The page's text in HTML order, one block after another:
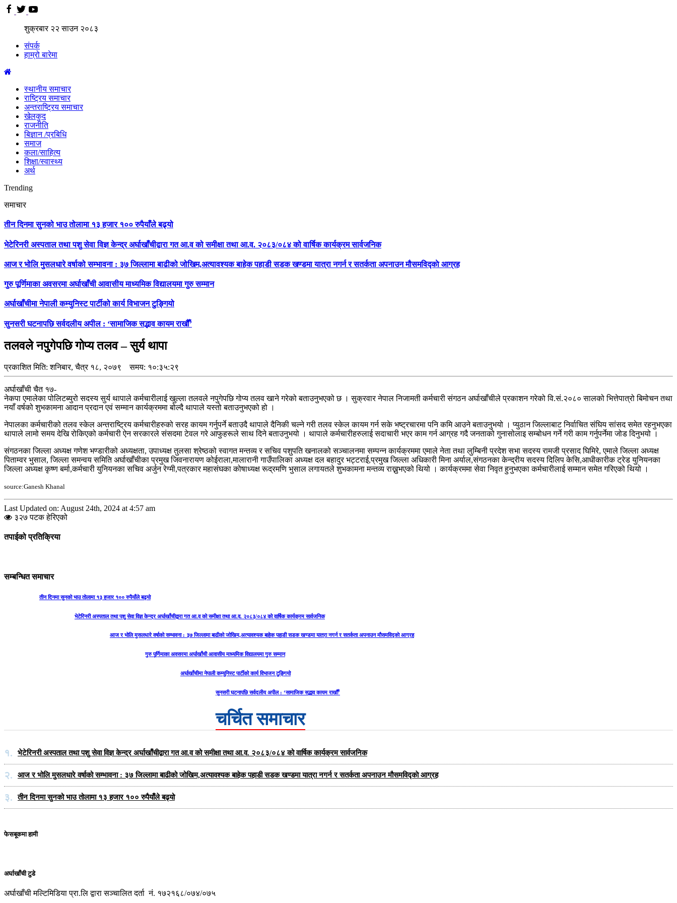
शुक्रबार २२साउन २०८३
संपर्क
हाम्रो बारेमा
स्थानीय समाचार
राष्ट्रिय समाचार
अन्तराष्ट्रिय समाचार
खेलकुद
राजनीति
बिज्ञान /प्रबिधि
समाज
कला/साहित्य
शिक्षा/स्वास्थ्य
अर्थ
Trending
समाचार
तीन दिनमा सुनको भाउ तोलामा १३ हजार १०० रुपैयाँले बढ्यो
भेटेरिनरी अस्पताल तथा पशु सेवा विज्ञ केन्द्र अर्घाखाँचीद्वारा गत आ.व को समीक्षा तथा आ.व. २०८३/०८४ को वार्षिक कार्यक्रम सार्वजनिक
आज र भोलि मुसलधारे वर्षाको सम्भावना : ३७ जिल्लामा बाढीको जोखिम,अत्यावश्यक बाहेक पहाडी सडक खण्डमा यात्रा नगर्न र सतर्कता अपनाउन मौसमविद्काे आग्रह
गुरु पूर्णिमाका अवसरमा अर्घाखाँची आवासीय माध्यमिक विद्यालयमा गुरु सम्मान
अर्घाखाँचीमा नेपाली कम्युनिस्ट पार्टीको कार्य विभाजन टुङ्गियो
सुनसरी घटनापछि सर्वदलीय अपील : ‘सामाजिक सद्भाव कायम राखौँ’
तलवले नपुगेपछि गोप्य तलव – सुर्य थापा
प्रकाशित मिति:शनिबार, चैत्र १८, २०७९ समय: १०:३५:२९
अर्घाखाँची चैत १७-
नेकपा एमालेका पोलिटब्युरो सदस्य सुर्य थापाले कर्मचारीलाई खुल्ला तलवले नपुगेपछि गोप्य तलव खाने गरेको बताउनुभएको छ । सुक्रवार नेपाल निजामती कर्मचारी संगठन अर्घाखाँचीले प्रकाशन गरेको वि.सं.२०८० सालको भित्तेपात्रो बिमोचन तथा
नयाँ वर्षको शुभकामना आदान प्रदान एवं सम्मान कार्यक्रममा बोल्दै थापाले यस्तो बताउनुभएको हो ।
नेपालका कर्मचारीको तलव स्केल अन्तराष्ट्रिय कर्मचारीहरुको सरह कायम गर्नुपर्ने बताउदै थापाले दैनिकी चल्ने गरी तलव स्केल कायम गर्न सके भष्ट्रचारमा पनि कमि आउने बताउनुभयो । प्युठान जिल्लाबाट निर्वाचित संघिय सांसद समेत रहनुभएका
थापाले लामो समय देखि रोकिएको कर्मचारी ऐन सरकारले संसदमा टेवल गरे आफुहरूले साथ दिने बताउनुभयो । थापाले कर्मचारीहरुलाई सदाचारी भएर काम गर्न आग्रह गदै जनताको गुनासोलाइ सम्बोधन गर्ने गरी काम गर्नुपर्नेमा जोड दिनुभयो ।
संगठनका जिल्ला अध्यक्ष गणेश भण्डारीको अध्यक्षता, उपाध्यक्ष तुलसा श्रेष्ठको स्वागत मन्तव्य र सचिव पशुपति खनालको सञ्चालनमा सम्पन्न कार्यक्रममा एमाले नेता तथा लुम्बिनी प्रदेश सभा सदस्य रामजी प्रसाद घिमिरे, एमाले जिल्ला अध्यक्ष
पिताम्वर भुसाल, जिल्ला समन्वय समिति अर्घाखाँचीका प्रमुख जिवनारायण कोईराला,मालारानी गाउँपालिका अध्यक्ष दल बहादुर भट्टराई,प्रमुख जिल्ला अधिकारी मिना अर्याल,संगठनका केन्द्रीय सदस्य दिलिप केसि,आधीकारीक ट्रेड युनियनका
जिल्ला अध्यक्ष कृष्ण बर्मा,कर्मचारी युनियनका सचिव अर्जुन रेग्मी,पत्रकार महासंघका कोषाध्यक्ष रूद्रमणि भुसाल लगायतले शुभकामना मन्तव्य राख्नुभएको थियो । कार्यक्रममा सेवा निवृत हुनुभएका कर्मचारीलाई सम्मान समेत गरिएको थियो ।
source:Ganesh Khanal
Last Updated on: August 24th, 2024 at 4:57 am
३२७ पटक हेरिएको
तपाईको प्रतिक्रिया
सम्बन्धित समाचार
तीन दिनमा सुनको भाउ तोलामा १३ हजार १०० रुपैयाँले बढ्यो
भेटेरिनरी अस्पताल तथा पशु सेवा विज्ञ केन्द्र अर्घाखाँचीद्वारा गत आ.व को समीक्षा तथा आ.व. २०८३/०८४ को वार्षिक कार्यक्रम सार्वजनिक
आज र भोलि मुसलधारे वर्षाको सम्भावना : ३७ जिल्लामा बाढीको जोखिम,अत्यावश्यक बाहेक पहाडी सडक खण्डमा यात्रा नगर्न र सतर्कता अपनाउन मौसमविद्काे आग्रह
गुरु पूर्णिमाका अवसरमा अर्घाखाँची आवासीय माध्यमिक विद्यालयमा गुरु सम्मान
अर्घाखाँचीमा नेपाली कम्युनिस्ट पार्टीको कार्य विभाजन टुङ्गियो
सुनसरी घटनापछि सर्वदलीय अपील : ‘सामाजिक सद्भाव कायम राखौँ’
चर्चित समाचार
१. भेटेरिनरी अस्पताल तथा पशु सेवा विज्ञ केन्द्र अर्घाखाँचीद्वारा गत आ.व को समीक्षा तथा आ.व. २०८३/०८४ को वार्षिक कार्यक्रम सार्वजनिक
२. आज र भोलि मुसलधारे वर्षाको सम्भावना : ३७ जिल्लामा बाढीको जोखिम,अत्यावश्यक बाहेक पहाडी सडक खण्डमा यात्रा नगर्न र सतर्कता अपनाउन मौसमविद्काे आग्रह
३. तीन दिनमा सुनको भाउ तोलामा १३ हजार १०० रुपैयाँले बढ्यो
फेसबूकमा हामी
अर्घाखाँची टुडे
अर्घाखाँची मल्टिमिडिया प्रा.लि द्वारा सञ्चालित दर्ता नं. १७२१६८/०७४/०७५